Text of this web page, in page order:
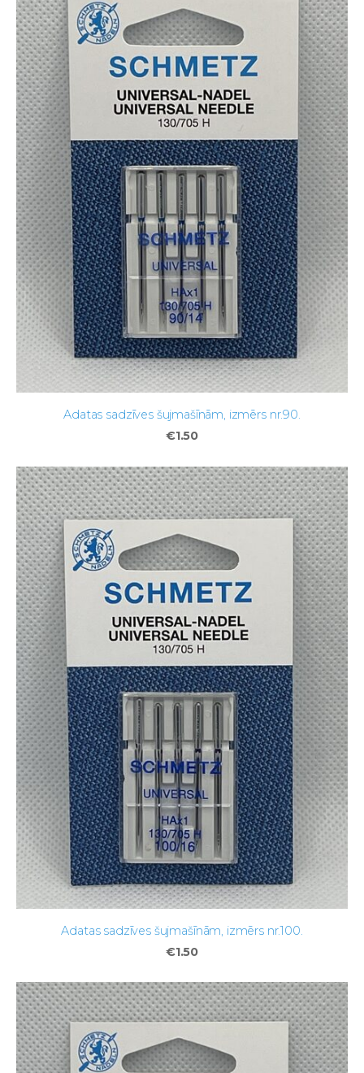
Adatas sadzīves šujmašīnām, izmērs nr.90.
€1.50
Adatas sadzīves šujmašīnām, izmērs nr.100.
€1.50